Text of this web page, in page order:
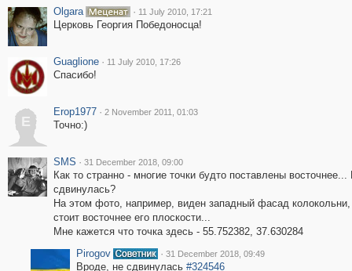
Olgara · 11 July 2010, 17:21
Церковь Георгия Победоносца!
Guaglione · 11 July 2010, 17:26
Спасибо!
E
Erop1977 · 2 November 2011, 01:03
Точно:)
SMS · 31 December 2018, 09:00
Как то странно - многие точки будто поставлены восточнее...
сдвинулась?
На этом фото, например, виден западный фасад колокольни,
стоит восточнее его плоскости...
Мне кажется что точка здесь - 55.752382, 37.630284
Pirogov
· 31 December 2018, 09:49
Вроде, не сдвинулась #324546